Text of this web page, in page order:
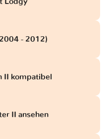
- 2012)
II kompatibel
II ansehen